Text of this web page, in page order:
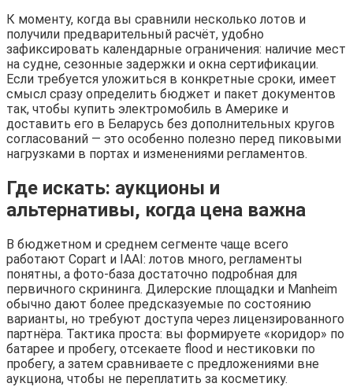
К моменту, когда вы сравнили несколько лотов и
получили предварительный расчёт, удобно
зафиксировать календарные ограничения: наличие мест
на судне, сезонные задержки и окна сертификации.
Если требуется уложиться в конкретные сроки, имеет
смысл сразу определить бюджет и пакет документов
так, чтобы купить электромобиль в Америке и
доставить его в Беларусь без дополнительных кругов
согласований — это особенно полезно перед пиковыми
нагрузками в портах и изменениями регламентов.
Где искать: аукционы и
альтернативы, когда цена важна
В бюджетном и среднем сегменте чаще всего
работают Copart и IAAI: лотов много, регламенты
понятны, а фото-база достаточно подробная для
первичного скрининга. Дилерские площадки и Manheim
обычно дают более предсказуемые по состоянию
варианты, но требуют доступа через лицензированного
партнёра. Тактика проста: вы формируете «коридор» по
батарее и пробегу, отсекаете flood и нестиковки по
пробегу, а затем сравниваете с предложениями вне
аукциона, чтобы не переплатить за косметику.